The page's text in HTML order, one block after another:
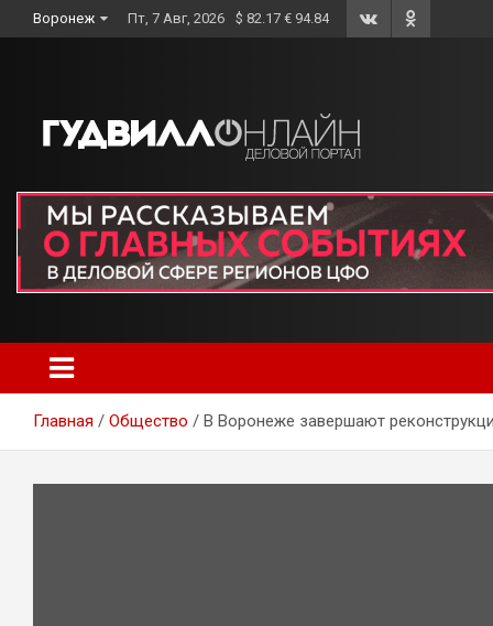
to
Воронеж Пт, 7 Авг, 2026 $ 82.17 € 94.84
Главная Общество В Воронеже завершают